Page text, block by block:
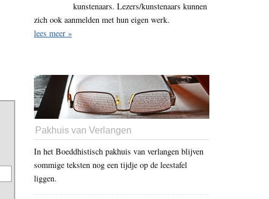
kunstenaars. Lezers/kunstenaars kunnen
zich ook aanmelden met hun eigen werk.
lees meer »
Pakhuis van Verlangen
In het Boeddhistisch pakhuis van verlangen blijven
sommige teksten nog een tijdje op de leestafel
liggen.